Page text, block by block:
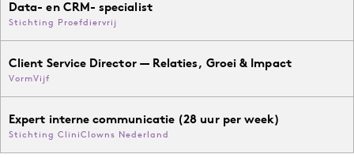
Data- en CRM- specialist
Stichting Proefdiervrij
Client Service Director — Relaties, Groei & Impact
VormVijf
Expert interne communicatie (28 uur per week)
Stichting CliniClowns Nederland